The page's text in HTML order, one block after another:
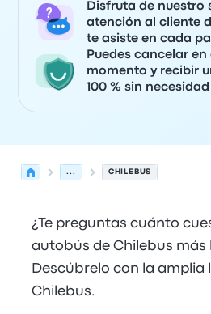
Disfruta de nuestro
atención al cliente
te asiste en cada
Puedes cancelar
momento y recibir
100 % sin
... CHILEBUS
¿Te preguntas cuánto
autobús de Chilebus más
Descúbrelo con la amplia
Chilebus.